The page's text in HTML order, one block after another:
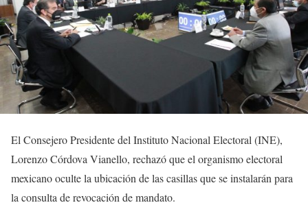
El Consejero Presidente del Instituto Nacional Electoral (INE),
Lorenzo Córdova Vianello, rechazó que el organismo electoral
mexicano oculte la ubicación de las casillas que se instalarán para
la consulta de revocación de mandato.